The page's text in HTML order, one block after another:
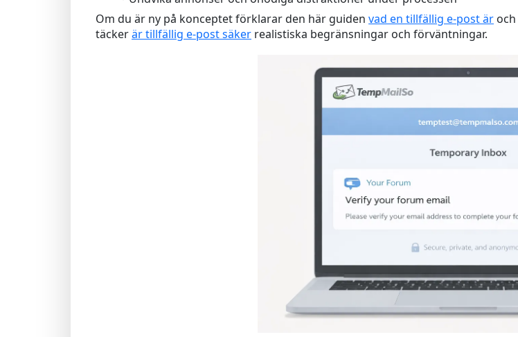
Om du är ny på konceptet förklarar den här guiden vad en tillfällig e-post är
täckerär tillfällig e-post säker realistiska begränsningar och förväntningar.